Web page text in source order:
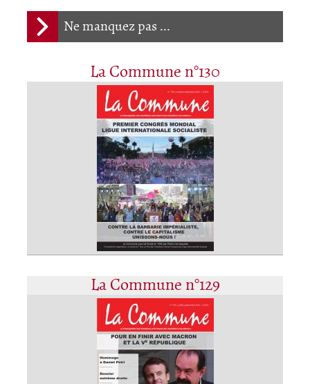
Ne manquez pas ...
La Commune n°130
La Commune n°129